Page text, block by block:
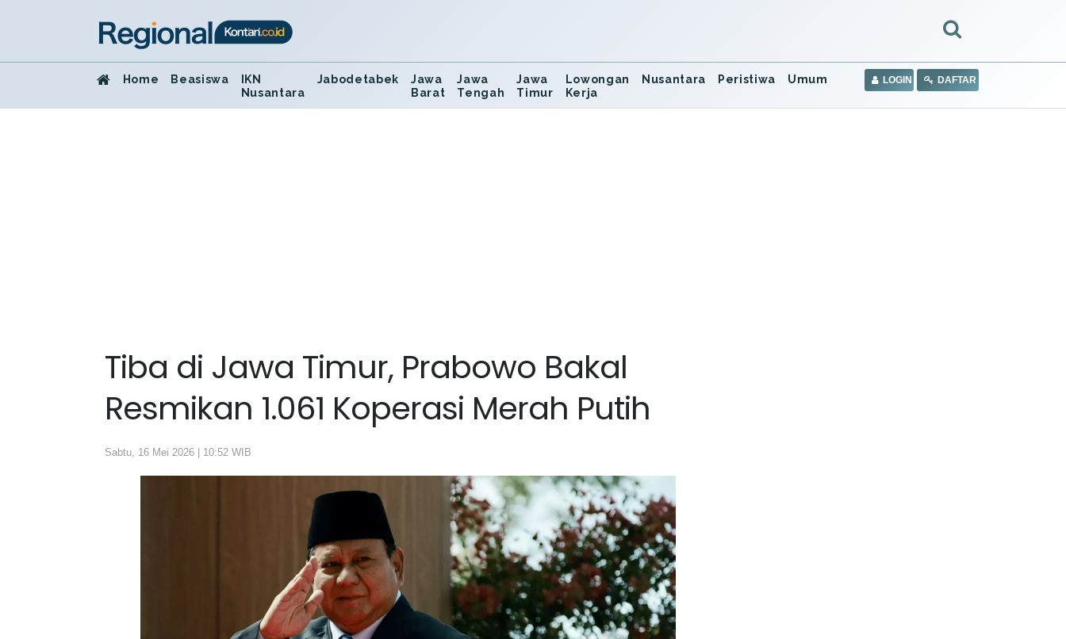
Home Beasiswa
IKN
Nusantara
Jabodetabek
Jawa
Barat
Jawa
Tengah
Jawa
Timur
Lowongan
Kerja
Nusantara Peristiwa Umum LOGIN DAFTAR
Tiba di Jawa Timur, Prabowo Bakal
Resmikan 1.061 Koperasi Merah Putih
Sabtu, 16 Mei 2026 | 10:52 WIB